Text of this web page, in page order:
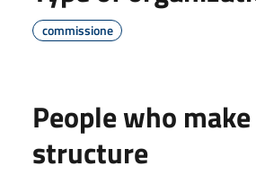
commissione
People who
structure